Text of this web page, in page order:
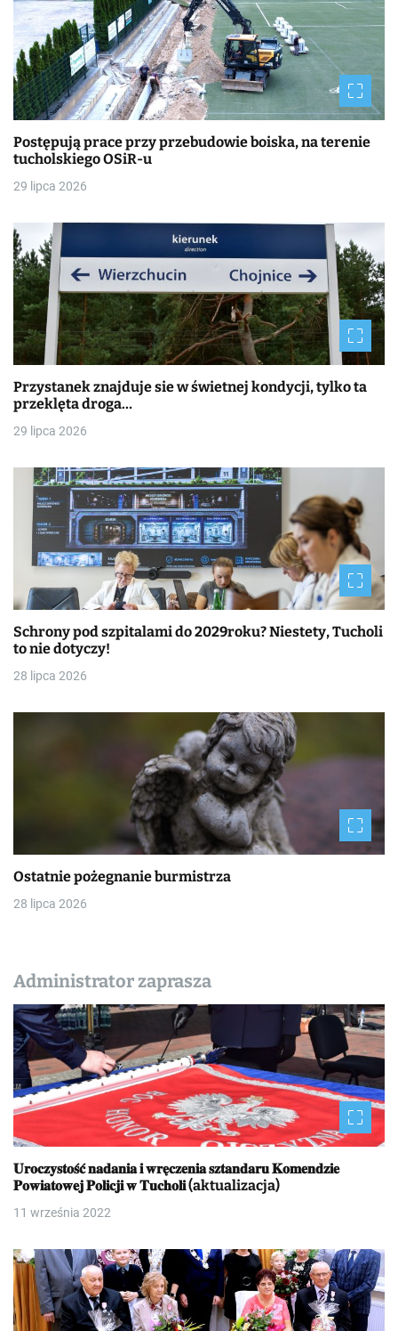
Postępują prace przy przebudowie boiska, na terenie
tucholskiego OSiR-u
29 lipca 2026
Przystanek znajduje sie w świetnej kondycji, tylko ta
przeklęta droga…
29 lipca 2026
Schrony pod szpitalami do 2029roku? Niestety, Tucholi
to nie dotyczy!
28 lipca 2026
Ostatnie pożegnanie burmistrza
28 lipca 2026
Administrator zaprasza
𝐔𝐫𝐨𝐜𝐳𝐲𝐬𝐭𝐨𝐬́𝐜́ 𝐧𝐚𝐝𝐚𝐧𝐢𝐚 𝐢 𝐰𝐫𝐞̨𝐜𝐳𝐞𝐧𝐢𝐚 𝐬𝐳𝐭𝐚𝐧𝐝𝐚𝐫𝐮 𝐊𝐨𝐦𝐞𝐧𝐝𝐳𝐢𝐞
𝐏𝐨𝐰𝐢𝐚𝐭𝐨𝐰𝐞𝐣 𝐏𝐨𝐥𝐢𝐜𝐣𝐢 𝐰 𝐓𝐮𝐜𝐡𝐨𝐥𝐢 (aktualizacja)
11 września 2022